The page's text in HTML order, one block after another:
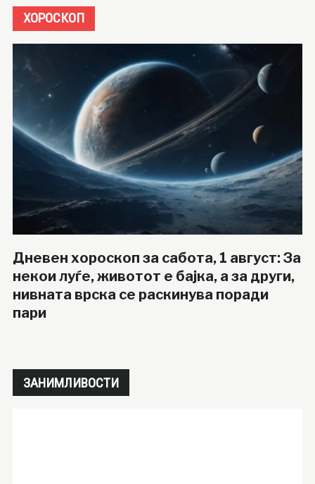
ХОРОСКОП
Дневен хороскоп за сабота, 1 август: За
некои луѓе, животот е бајка, а за други,
нивната врска се раскинува поради
пари
ЗАНИМЛИВОСТИ